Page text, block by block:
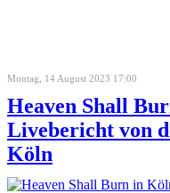
Montag, 14 August 2023 17:00
Heaven Shall
Livebericht von
Köln